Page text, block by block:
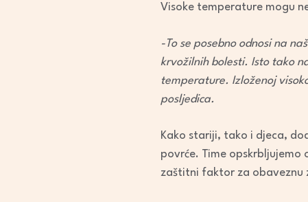
Visoke temperature mogu
-To se posebno odnosi na
krvožilnih bolesti. Isto tako
temperature. Izloženoj
posljedica.
Kako stariji, tako i djeca,
povrće. Time opskrbljujemo
zaštitni faktor za obaveznu